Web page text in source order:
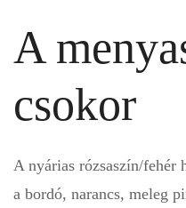
A
csokor
A nyárias rózsaszín/fehér
a bordó, narancs, meleg